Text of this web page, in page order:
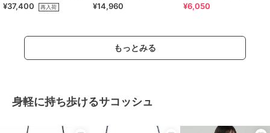
1611)
¥37,400 再入荷
テム】牛革ドット刺繍トート
¥14,960
スリムトートバッグ A4 軽量
¥6,050
もっとみる
身軽に持ち歩けるサコッシュ